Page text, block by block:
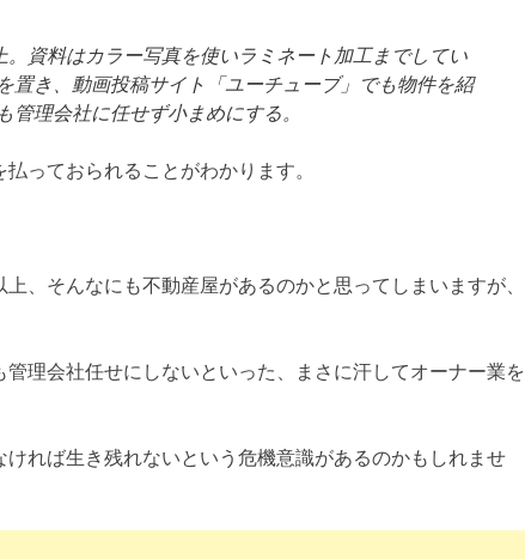
資料はカラー写真を使いラミネート加工までしてい
置き、動画投稿サイト「ユーチューブ」でも物件を紹
理会社に任せず小まめにする。
っておられることがわかります。
、そんなにも不動産屋があるのかと思ってしまいますが、
理会社任せにしないといった、まさに汗してオーナー業を
れば生き残れないという危機意識があるのかもしれませ